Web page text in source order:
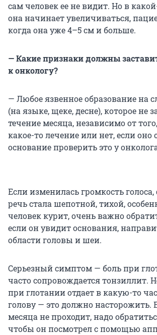
сам человек ее не видит. Но в
она начинает увеличиваться,
когда она уже 4–5 см и больше.
— Какие признаки должны
к онкологу?
— Любое язвенное образование на
(на языке, щеке, десне), которое не
течение месяца, независимо от
какое-то лечение или нет, если оно
основание проверить это у
Если изменилась громкость голоса,
речь стала шепотной, тихой,
человек курит, очень важно
если он увидит основания,
области головы и шеи.
Серьезный симптом — боль при
часто сопровождается тонзиллит.
при глотании отдает в какую-то
голову — это должно насторожить.
месяца не проходит, надо
чтобы он посмотрел с помощью